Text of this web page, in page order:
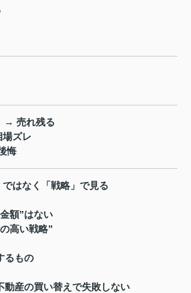
→ 売れ残る
場ズレ
悔
はなく「戦略」で見る
額”はない
高い戦略”
るもの
動産の買い替えで失敗しない